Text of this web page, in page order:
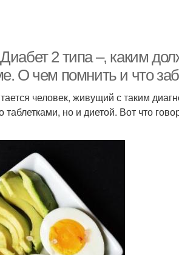
2 типа –, каким
О чем помнить и что
человек, живущий с таким
но и диетой. Вот что